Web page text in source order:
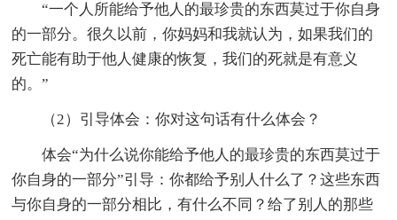
“一个人所能给予他人的最珍贵的东西莫过于你自身
的一部分。很久以前，你妈妈和我就认为，如果我们的
死亡能有助于他人健康的恢复，我们的死就是有意义
的。”
（2）引导体会：你对这句话有什么体会？
体会“为什么说你能给予他人的最珍贵的东西莫过于
你自身的一部分”引导：你都给予别人什么了？这些东西
与你自身的一部分相比，有什么不同？给了别人的那些